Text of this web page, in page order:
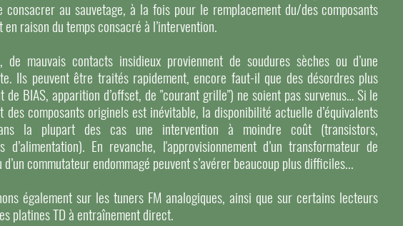
consacrer au sauvetage, à la fois pour le remplacement du/des composants
raison du temps consacré à l’intervention.
de mauvais contacts insidieux proviennent de soudures sèches ou d’une
Ils peuvent être traités rapidement, encore faut-il que des désordres plus
de BIAS, apparition d’offset, de "courant grille") ne soient pas survenus… Si le
des composants originels est inévitable, la disponibilité actuelle d’équivalents
la plupart des cas une intervention à moindre coût (transistors,
d’alimentation). En revanche, l'approvisionnement d’un transformateur de
commutateur endommagé peuvent s’avérer beaucoup plus difficiles...
également sur les tuners FM analogiques, ainsi que sur certains lecteurs
platines TD à entraînement direct.